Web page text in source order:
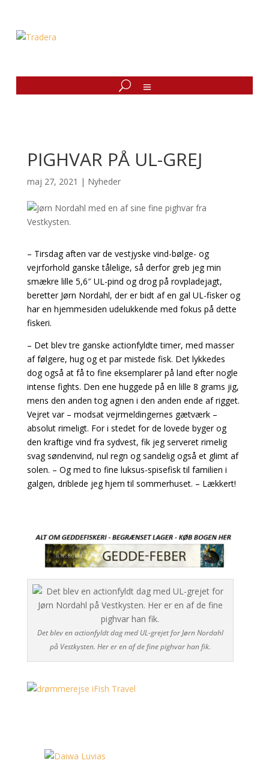
PIGHVAR PÅ UL-GREJ
maj 27, 2021 | Nyheder
– Tirsdag aften var de vestjyske vind-bølge- og
vejrforhold ganske tålelige, så derfor greb jeg min
smækre lille 5,6″ UL-pind og drog på rovpladejagt,
beretter Jørn Nordahl, der er bidt af en gal UL-fisker og
har en hjemmesiden udelukkende med fokus på dette
fiskeri.
– Det blev tre ganske actionfyldte timer, med masser
af følgere, hug og et par mistede fisk. Det lykkedes
dog også at få to fine eksemplarer på land efter nogle
intense fights. Den ene huggede på en lille 8 grams jig,
mens den anden tog agnen i den anden ende af rigget.
Vejret var – modsat vejrmeldingernes gætværk –
absolut rimeligt. For i stedet for de lovede byger og
den kraftige vind fra sydvest, fik jeg serveret rimelig
svag søndenvind, nul regn og sandelig også et glimt af
solen. – Og med to fine luksus-spisefisk til familien i
galgen, driblede jeg hjem til sommerhuset. – Lækkert!
Det blev en actionfyldt dag med UL-grejet for Jørn Nordahl
på Vestkysten. Her er en af de fine pighvar han fik.